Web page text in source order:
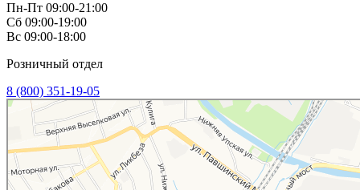
Пн-Пт 09:00-21:00
Сб 09:00-19:00
Вс 09:00-18:00
Розничный отдел
8 (800) 351-19-05